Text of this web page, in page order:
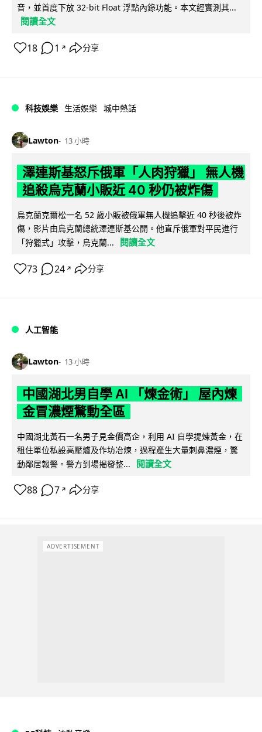
音，並首度下放 32-bit Float 浮點內錄功能。本文經實測其...
閱讀全文
18 1 ↗ 分享
科技娛樂 生活娛樂 城中熱話
Lawton 13 小時
澤連斯基怒斥俄軍「人肉狩獵」 無人機
追殺烏克蘭小販近 40 秒仍被炸傷
烏克蘭克爾松一名 52 歲小販被俄軍無人機追擊近 40 秒後被炸
傷，影片由烏克蘭總統澤連斯基公開。他直斥俄軍對平民進行
「狩獵式」攻擊，烏克蘭...
閱讀全文
73 24 ↗ 分享
人工智能
Lawton 13 小時
中國湖北男自學 AI 「煉金術」 屋內煉
金冒濃煙驚動全區
中國湖北黃石一名男子見金價高企，利用 AI 自學提煉黃金，在
租住單位私設高壓爐及作坊冶煉，過程產生大量刺鼻濃煙，驚
動鄰居報警。警方到場揭發整...
閱讀全文
88 7 ↗ 分享
ADVERTISEMENT